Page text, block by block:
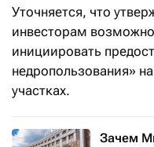
Уточняется, что
инвесторам
инициировать
недропользования»
участках.
Зачем